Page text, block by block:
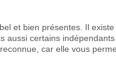
et bien présentes. Il
certains
car elle vous